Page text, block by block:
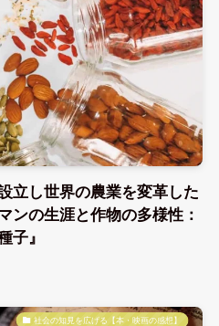
立し世界の農業を変革した
ンの生涯と作物の多様性：
子』
社会の知見を広げる【本・映画の感想】